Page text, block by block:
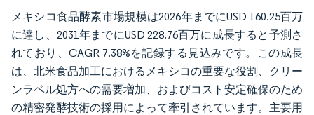
メキシコ食品酵素市場規模は2026年までにUSD 160.25百万
に達し、2031年までにUSD 228.76百万に成長すると予測さ
れており、CAGR 7.38%を記録する見込みです。この成長
は、北米食品加工におけるメキシコの重要な役割、クリー
ンラベル処方への需要増加、およびコスト安定確保のため
の精密発酵技術の採用によって牽引されています。主要用